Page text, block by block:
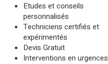
Etudes et conseils
personnalisés
Techniciens certifiés et
expérimentés
Devis Gratuit
Interventions en urgences